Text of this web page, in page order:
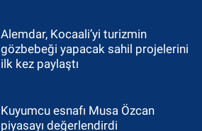
Alemdar, Kocaali’yi turizmin
gözbebeği yapacak sahil projelerini
ilk kez paylaştı
Kuyumcu esnafı Musa Özcan
piyasayı değerlendirdi